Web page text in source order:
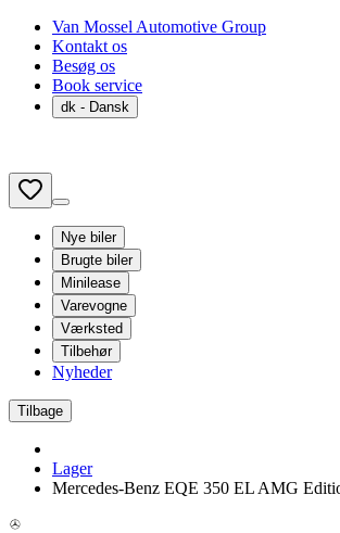
Van Mossel Automotive Group
Kontakt os
Besøg os
Book service
dk - Dansk
Nye biler
Brugte biler
Minilease
Varevogne
Værksted
Tilbehør
Nyheder
Tilbage
Lager
Mercedes-Benz EQE 350 EL AMG